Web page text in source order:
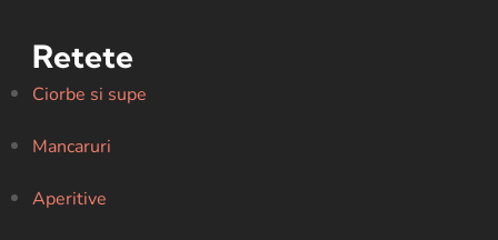
Retete
Ciorbe si supe
Mancaruri
Aperitive